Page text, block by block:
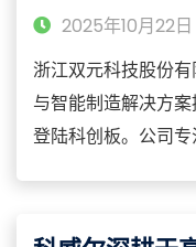
2025年10月22日
浙江双元科技股份
与智能制造解决方
登陆科创板。公司
器、智能控制系统